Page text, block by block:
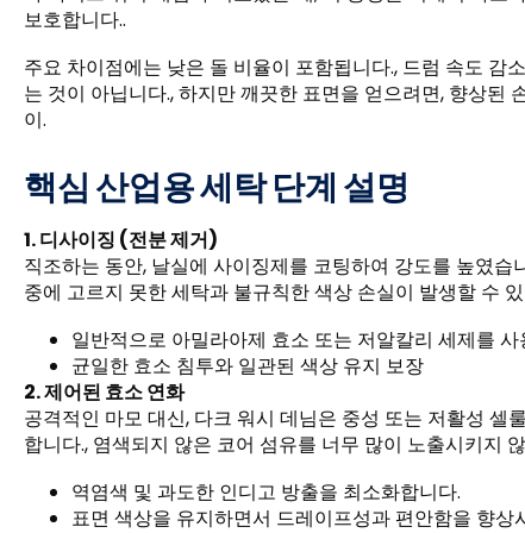
보호합니다..
주요 차이점에는 낮은 돌 비율이 포함됩니다., 드럼 속도 감
는 것이 아닙니다., 하지만 깨끗한 표면을 얻으려면, 향상된
이.
핵심 산업용 세탁 단계 설명
1. 디사이징 (전분 제거)
직조하는 동안, 날실에 사이징제를 코팅하여 강도를 높였
중에 고르지 못한 세탁과 불규칙한 색상 손실이 발생할 수
일반적으로 아밀라아제 효소 또는 저알칼리 세제를
균일한 효소 침투와 일관된 색상 유지 보장
2. 제어된 효소 연화
공격적인 마모 대신, 다크 워시 데님은 중성 또는 저활성 셀
합니다., 염색되지 않은 코어 섬유를 너무 많이 노출시키지
역염색 및 과도한 인디고 방출을 최소화합니다.
표면 색상을 유지하면서 드레이프성과 편안함을 향상